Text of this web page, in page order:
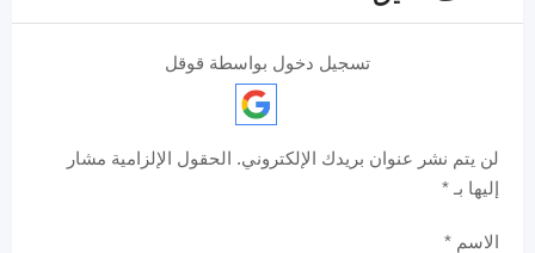
تسجيل دخول بواسطة قوقل
لن يتم نشر عنوان بريدك الإلكتروني. الحقول الإلزامية مشار
إليها بـ *
الاسم *